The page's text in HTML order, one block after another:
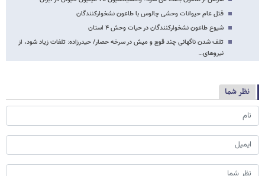
قتل عام حیوانات وحشی چالوس با طاعون نشخوارکنندگان
شیوع طاعون نشخوارکنندگان در حیات وحش ۴ استان
تلف شدن ناگهانی چند قوچ و میش در سرخه حصار/ حیدرزاده: تلفات زیاد شود، از
نیروهای…
نظر شما